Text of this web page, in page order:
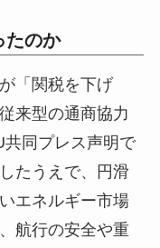
たのか
「関税を下げ
来型の通商協力
同プレス声明で
たうえで、円滑
エネルギー市場
航行の安全や重